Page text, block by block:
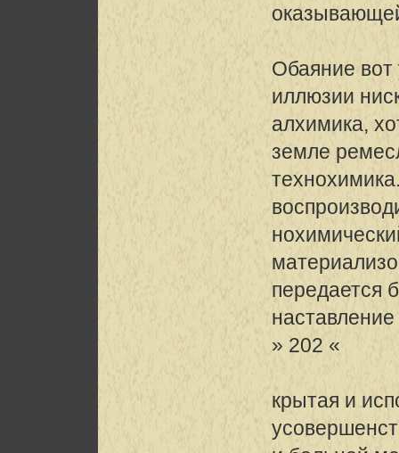
Обаяние вот
иллюзии
алхимика,
земле
передается
» 202 «
крытая и